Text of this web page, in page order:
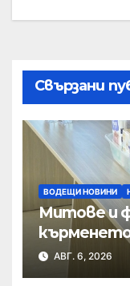
Свързани
ВОДЕЩИ НОВИНИ
Митове и
АВГ. 6, 2026